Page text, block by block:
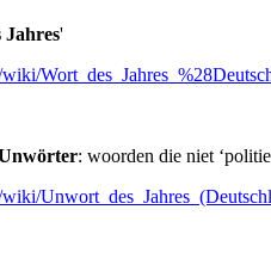
Jahres'
: woorden die niet